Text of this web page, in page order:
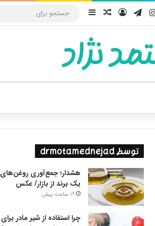
اینستاگرام
تلگرامورودنوشته تصادفی
سایدبار
نژاد
پوسته
توسط drmotamednejad
هشدار؛ جمع‌آوری روغن‌های
یک برند از بازار/ عکس
19 ساعت پیش
چرا استفاده از شیر مادر برای